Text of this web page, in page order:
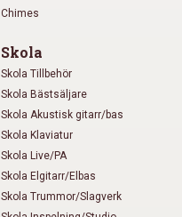
Chimes
Skola
Skola Tillbehör
Skola Bästsäljare
Skola Akustisk gitarr/bas
Skola Klaviatur
Skola Live/PA
Skola Elgitarr/Elbas
Skola Trummor/Slagverk